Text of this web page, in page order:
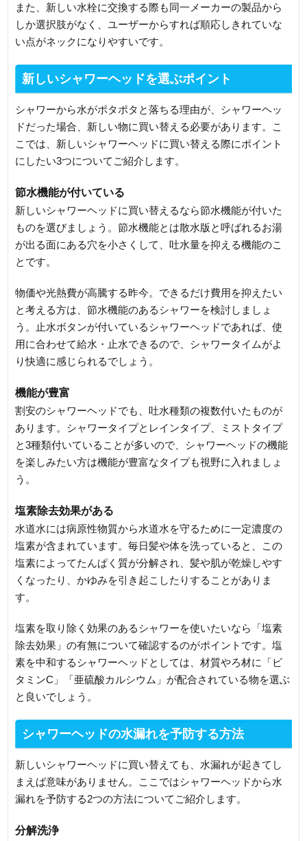
また、新しい水栓に交換する際も同一メーカーの製品から
しか選択肢がなく、ユーザーからすれば順応しきれていな
い点がネックになりやすいです。
新しいシャワーヘッドを選ぶポイント
シャワーから水がポタポタと落ちる理由が、シャワーヘッ
ドだった場合、新しい物に買い替える必要があります。こ
こでは、新しいシャワーヘッドに買い替える際にポイント
にしたい3つについてご紹介します。
節水機能が付いている
新しいシャワーヘッドに買い替えるなら節水機能が付いた
ものを選びましょう。節水機能とは散水版と呼ばれるお湯
が出る面にある穴を小さくして、吐水量を抑える機能のこ
とです。
物価や光熱費が高騰する昨今。できるだけ費用を抑えたい
と考える方は、節水機能のあるシャワーを検討しましょ
う。止水ボタンが付いているシャワーヘッドであれば、使
用に合わせて給水・止水できるので、シャワータイムがよ
り快適に感じられるでしょう。
機能が豊富
割安のシャワーヘッドでも、吐水種類の複数付いたものが
あります。シャワータイプとレインタイプ、ミストタイプ
と3種類付いていることが多いので、シャワーヘッドの機能
を楽しみたい方は機能が豊富なタイプも視野に入れましょ
う。
塩素除去効果がある
水道水には病原性物質から水道水を守るために一定濃度の
塩素が含まれています。毎日髪や体を洗っていると、この
塩素によってたんぱく質が分解され、髪や肌が乾燥しやす
くなったり、かゆみを引き起こしたりすることがありま
す。
塩素を取り除く効果のあるシャワーを使いたいなら「塩素
除去効果」の有無について確認するのがポイントです。塩
素を中和するシャワーヘッドとしては、材質やろ材に「ビ
タミンC」「亜硫酸カルシウム」が配合されている物を選ぶ
と良いでしょう。
シャワーヘッドの水漏れを予防する方法
新しいシャワーヘッドに買い替えても、水漏れが起きてし
まえば意味がありません。ここではシャワーヘッドから水
漏れを予防する2つの方法についてご紹介します。
分解洗浄